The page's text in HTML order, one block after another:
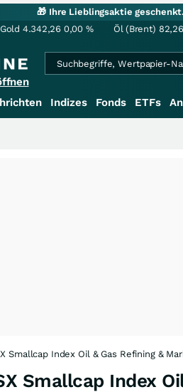
🎁 Ihre Lieblingsaktie
Gold 4.342,26 0,00 % Öl (Brent) 82,26
Indizes Fonds ETFs
Smallcap Index Oil & Gas Refining &
Smallcap Index